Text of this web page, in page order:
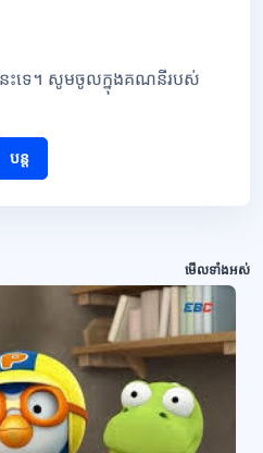
នេះទេ។ សូមចូលក្នុងគណនីរបស់
បន្ត
មើលទាំងអស់